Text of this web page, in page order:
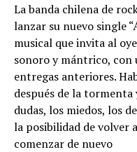
La banda chilena de
lanzar su nuevo single
musical que invita al
sonoro y mántrico, con
entregas anteriores.
después de la tormenta
dudas, los miedos, los
la posibilidad de volver
comenzar de nuevo